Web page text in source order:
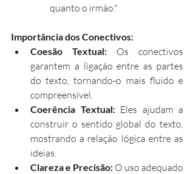
quanto o irmão."
Importância dos Conectivos:
Coesão Textual: Os conectivos
garantem a ligação entre as partes
do texto, tornando-o mais fluido e
compreensível.
Coerência Textual: Eles ajudam a
construir o sentido global do texto,
mostrando a relação lógica entre as
ideias.
Clareza e Precisão: O uso adequado